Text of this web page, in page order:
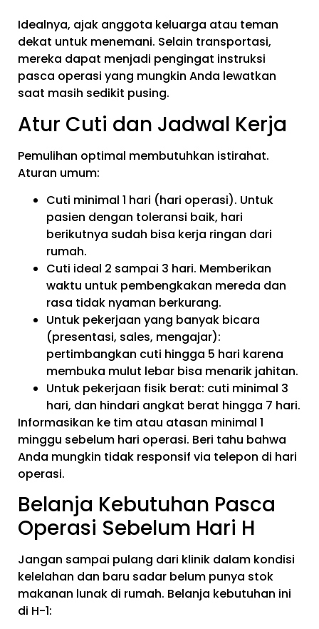
Idealnya, ajak anggota keluarga atau teman
dekat untuk menemani. Selain transportasi,
mereka dapat menjadi pengingat instruksi
pasca operasi yang mungkin Anda lewatkan
saat masih sedikit pusing.
Atur Cuti dan Jadwal Kerja
Pemulihan optimal membutuhkan istirahat.
Aturan umum:
Cuti minimal 1 hari (hari operasi). Untuk
pasien dengan toleransi baik, hari
berikutnya sudah bisa kerja ringan dari
rumah.
Cuti ideal 2 sampai 3 hari. Memberikan
waktu untuk pembengkakan mereda dan
rasa tidak nyaman berkurang.
Untuk pekerjaan yang banyak bicara
(presentasi, sales, mengajar):
pertimbangkan cuti hingga 5 hari karena
membuka mulut lebar bisa menarik jahitan.
Untuk pekerjaan fisik berat: cuti minimal 3
hari, dan hindari angkat berat hingga 7 hari.
Informasikan ke tim atau atasan minimal 1
minggu sebelum hari operasi. Beri tahu bahwa
Anda mungkin tidak responsif via telepon di hari
operasi.
Belanja Kebutuhan Pasca
Operasi Sebelum Hari H
Jangan sampai pulang dari klinik dalam kondisi
kelelahan dan baru sadar belum punya stok
makanan lunak di rumah. Belanja kebutuhan ini
di H-1: